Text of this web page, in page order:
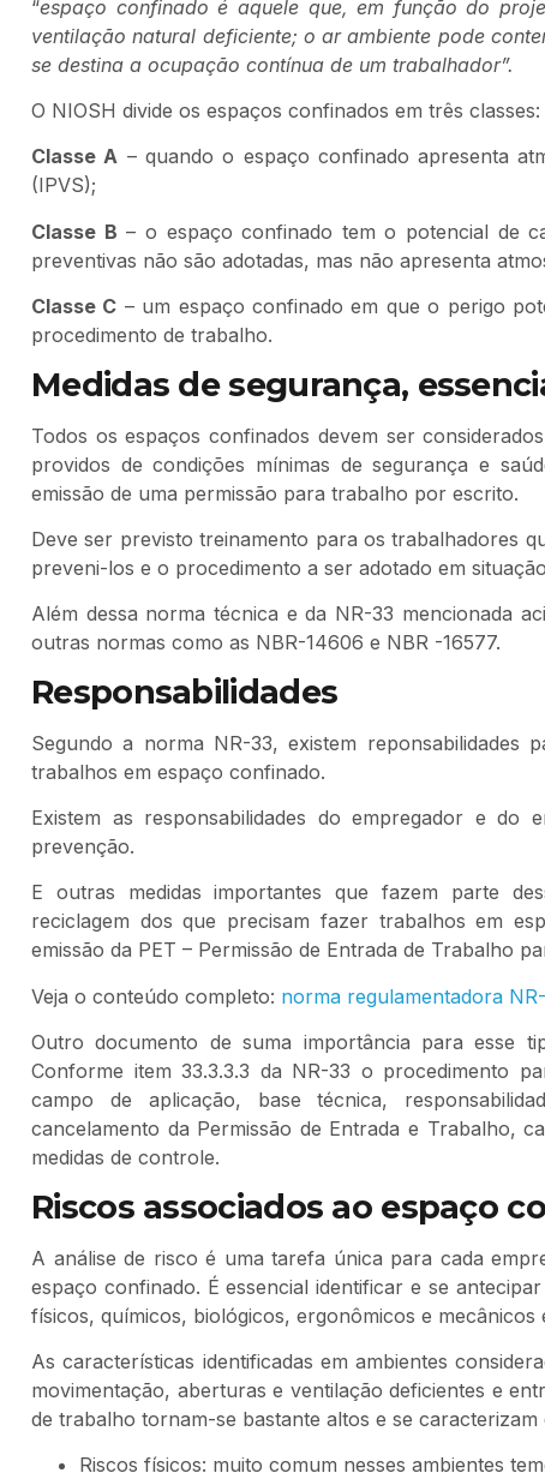
“espaço confinado é aquele que, em função do
ventilação natural deficiente; o ar ambiente pode
se destina a ocupação contínua de um trabalhador”.
O NIOSH divide os espaços confinados em três classes:
Classe A – quando o espaço confinado apresenta
(IPVS);
Classe B – o espaço confinado tem o potencial de
preventivas não são adotadas, mas não apresenta
Classe C – um espaço confinado em que o perigo
procedimento de trabalho.
Medidas de segurança,
Todos os espaços confinados devem ser
providos de condições mínimas de segurança e
emissão de uma permissão para trabalho por escrito.
Deve ser previsto treinamento para os trabalhadores
preveni-los e o procedimento a ser adotado em
Além dessa norma técnica e da NR-33 mencionada
outras normas como as NBR-14606 e NBR -16577.
Responsabilidades
Segundo a norma NR-33, existem reponsabilidades
trabalhos em espaço confinado.
Existem as responsabilidades do empregador e do
prevenção.
E outras medidas importantes que fazem parte
reciclagem dos que precisam fazer trabalhos em
emissão da PET – Permissão de Entrada de Trabalho
Veja o conteúdo completo: norma regulamentadora
Outro documento de suma importância para esse
Conforme item 33.3.3.3 da NR-33 o procedimento
campo de aplicação, base técnica,
cancelamento da Permissão de Entrada e Trabalho,
medidas de controle.
Riscos associados ao espaço
A análise de risco é uma tarefa única para cada
espaço confinado. É essencial identificar e se
físicos, químicos, biológicos, ergonômicos e mecânicos
As características identificadas em ambientes
movimentação, aberturas e ventilação deficientes e
de trabalho tornam-se bastante altos e se caracterizam
Riscos físicos: muito comum nesses ambientes